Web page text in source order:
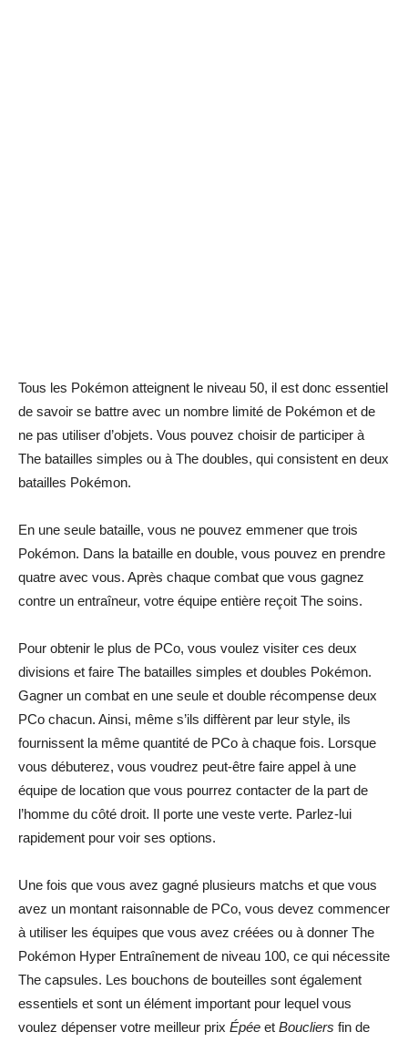
Tous les Pokémon atteignent le niveau 50, il est donc essentiel
de savoir se battre avec un nombre limité de Pokémon et de
ne pas utiliser d’objets. Vous pouvez choisir de participer à
The batailles simples ou à The doubles, qui consistent en deux
batailles Pokémon.
En une seule bataille, vous ne pouvez emmener que trois
Pokémon. Dans la bataille en double, vous pouvez en prendre
quatre avec vous. Après chaque combat que vous gagnez
contre un entraîneur, votre équipe entière reçoit The soins.
Pour obtenir le plus de PCo, vous voulez visiter ces deux
divisions et faire The batailles simples et doubles Pokémon.
Gagner un combat en une seule et double récompense deux
PCo chacun. Ainsi, même s’ils diffèrent par leur style, ils
fournissent la même quantité de PCo à chaque fois. Lorsque
vous débuterez, vous voudrez peut-être faire appel à une
équipe de location que vous pourrez contacter de la part de
l’homme du côté droit. Il porte une veste verte. Parlez-lui
rapidement pour voir ses options.
Une fois que vous avez gagné plusieurs matchs et que vous
avez un montant raisonnable de PCo, vous devez commencer
à utiliser les équipes que vous avez créées ou à donner The
Pokémon Hyper Entraînement de niveau 100, ce qui nécessite
The capsules. Les bouchons de bouteilles sont également
essentiels et sont un élément important pour lequel vous
voulez dépenser votre meilleur prix Épée et Boucliers fin de